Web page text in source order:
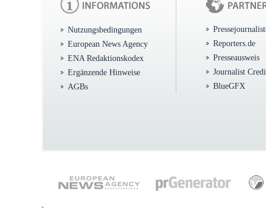
Nutzungsbedingungen
European News Agency
ENA Redaktionskodex
Ergänzende Hinweise
AGBs
Reporters.de
Presseausweis
Journalist
BlueGFX
.